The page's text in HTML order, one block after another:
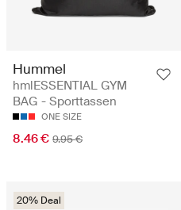
Hummel
hmlESSENTIAL GYM
BAG - Sporttassen
ONE SIZE
8.46 € 9.95 €
20% Deal